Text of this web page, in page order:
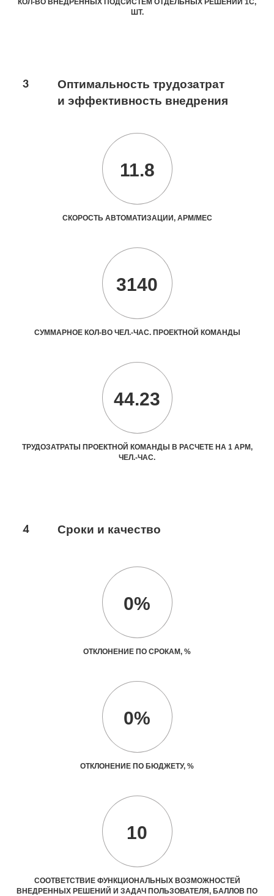
ШТ.
3
Оптимальность трудозатрат
и эффективность внедрения
11.8
СКОРОСТЬ АВТОМАТИЗАЦИИ, АРМ/МЕС
3140
СУММАРНОЕ КОЛ-ВО ЧЕЛ.-ЧАС. ПРОЕКТНОЙ КОМАНДЫ
44.23
ТРУДОЗАТРАТЫ ПРОЕКТНОЙ КОМАНДЫ В РАСЧЕТЕ НА 1 АРМ,
ЧЕЛ.-ЧАС.
4 Сроки и качество
0%
ОТКЛОНЕНИЕ ПО СРОКАМ, %
0%
ОТКЛОНЕНИЕ ПО БЮДЖЕТУ, %
10
СООТВЕТСТВИЕ ФУНКЦИОНАЛЬНЫХ ВОЗМОЖНОСТЕЙ
ВНЕДРЕННЫХ РЕШЕНИЙ И ЗАДАЧ ПОЛЬЗОВАТЕЛЯ, БАЛЛОВ ПО